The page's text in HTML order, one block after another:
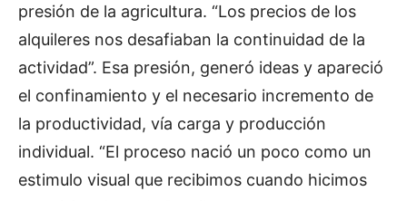
presión de la agricultura. “Los precios de los
alquileres nos desafiaban la continuidad de la
actividad”. Esa presión, generó ideas y apareció
el confinamiento y el necesario incremento de
la productividad, vía carga y producción
individual. “El proceso nació un poco como un
estimulo visual que recibimos cuando hicimos